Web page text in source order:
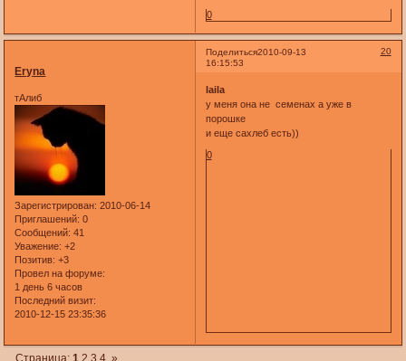
0
Поделиться 20
2010-09-13
16:15:53
Eryna
тАлиб
Зарегистрирован: 2010-06-14
Приглашений: 0
Сообщений: 41
Уважение: +2
Позитив: +3
Провел на форуме:
1 день 6 часов
Последний визит:
2010-12-15 23:35:36
laila
у меня она не семенах а уже в
порошке
и еще сахлеб есть))
0
Страница: 1 2 3 4 »